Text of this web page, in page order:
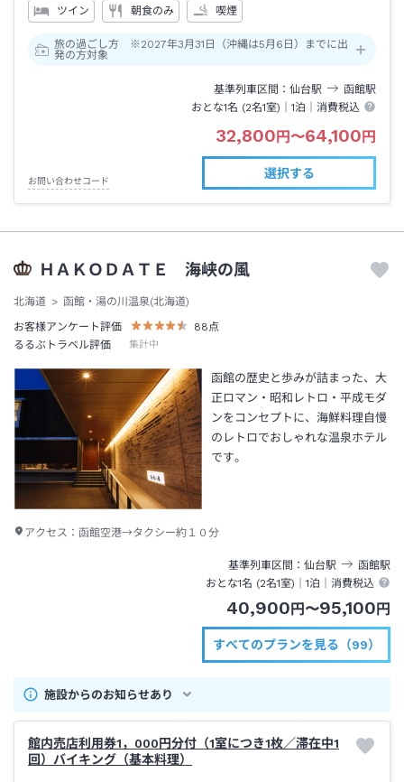
ツイン 朝食のみ 喫煙
旅の過ごし方 ※2027年3月31日（沖縄は5月6日）までに出
発の方対象
基準列車区間 仙台駅 函館駅
おとな1名 (2名1室)｜1泊 ｜消費税込
32,800 円 〜64,100 円
お問い合わせコード
選択する
ＨＡＫＯＤＡＴＥ 海峡の風
北海道
函館・湯の川温泉(北海道)
お客様アンケート評価
88 点
るるぶトラベル評価
集計中
函館の歴史と歩みが詰まった、大
正ロマン・昭和レトロ・平成モダ
ンをコンセプトに、海鮮料理自慢
のレトロでおしゃれな温泉ホテル
です。
アクセス： 函館空港→タクシー約１０分
基準列車区間 仙台駅 函館駅
おとな1名 (2名1室)｜1泊 ｜消費税込
40,900 円 〜95,100 円
すべてのプランを見る（99）
施設からのお知らせあり
館内売店利用券1，000円分付（1室につき1枚／滞在中1
回）バイキング（基本料理）